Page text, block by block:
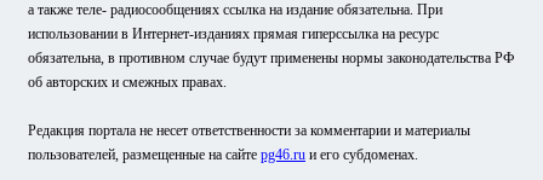
а также теле- радиосообщениях ссылка на издание обязательна. При
использовании в Интернет-изданиях прямая гиперссылка на ресурс
обязательна, в противном случае будут применены нормы законодательства РФ
об авторских и смежных правах.
Редакция портала не несет ответственности за комментарии и материалы
пользователей, размещенные на сайте pg46.ru и его субдоменах.